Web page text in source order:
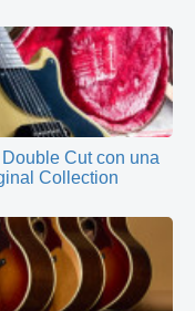
Cut con una
Collection